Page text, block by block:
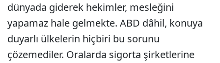
dünyada giderek hekimler, mesleğini
yapamaz hale gelmekte. ABD dâhil, konuya
duyarlı ülkelerin hiçbiri bu sorunu
çözemediler. Oralarda sigorta şirketlerine